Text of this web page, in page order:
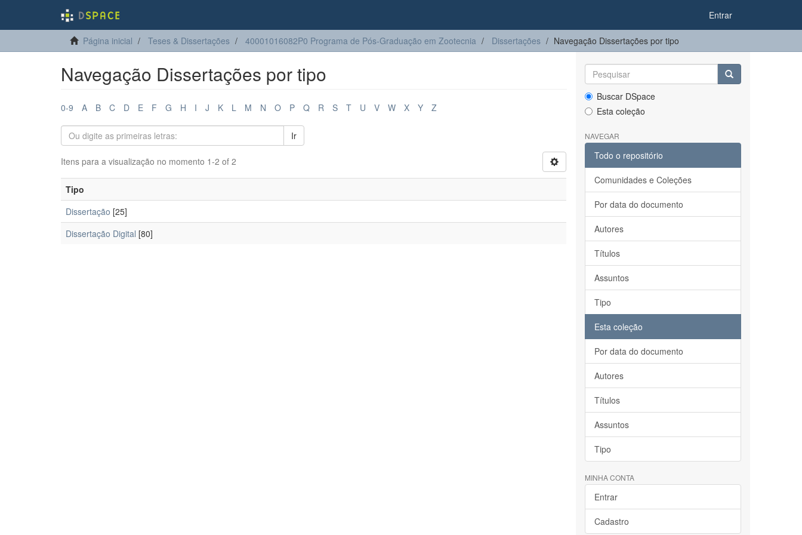
Entrar
Página inicial Teses & Dissertações 40001016082P0 Programa de Pós-Graduação em Zootecnia Dissertações Navegação Dissertações por tipo
Navegação Dissertações por tipo
0-9 A B C D E F G H I J K L M N O P Q R S T U V W X Y Z
Ir
Itens para a visualização no momento 1-2 of 2
Tipo
Dissertação [25]
Dissertação Digital [80]
Buscar DSpace
Esta coleção
NAVEGAR
Todo o repositório
Comunidades e Coleções
Por data do documento
Autores
Títulos
Assuntos
Tipo
Esta coleção
Por data do documento
Autores
Títulos
Assuntos
Tipo
MINHA CONTA
Entrar
Cadastro